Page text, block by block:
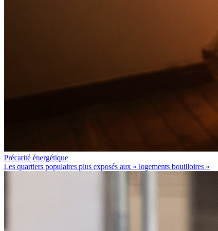
Précarité énergétique
Les quartiers populaires plus exposés aux « logements bouilloires »